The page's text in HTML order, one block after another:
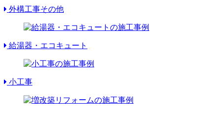
外構工事その他
給湯器・エコキュート
小工事